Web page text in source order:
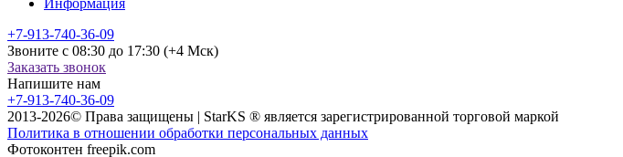
Информация
+7-913-740-36-09
Звоните с 08:30 до 17:30 (+4 Мск)
Заказать звонок
Напишите нам
+7-913-740-36-09
2013-2026© Права защищены | StarKS ® является зарегистрированной торговой маркой
Политика в отношении обработки персональных данных
Фотоконтен freepik.com